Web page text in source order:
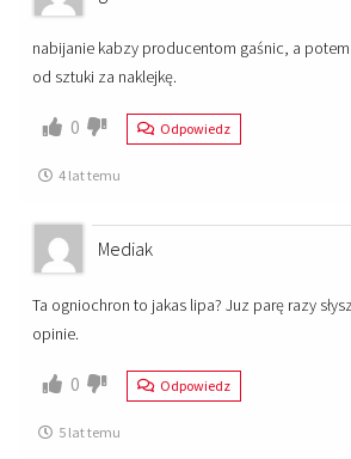
nabijanie kabzy producentom gaśnic, a potem
od sztuki za naklejkę.
0 Odpowiedz
4 lat temu
Mediak
Ta ogniochron to jakas lipa? Juz parę razy
opinie.
0 Odpowiedz
5 lat temu